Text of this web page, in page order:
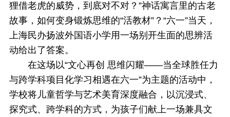
狸借老虎的威势，到底对不对？”神话寓言里的古老
故事，如何变身锻炼思维的“活教材”？“六一”当天，
上海民办扬波外国语小学用一场别开生面的思辨活
动给出了答案。
在这场以“文心再创 思维闪耀——当全球胜任力
与跨学科项目化学习相遇在六一”为主题的活动中，
学校将儿童哲学与艺术美育深度融合，以沉浸式、
探究式、跨学科的方式，为孩子们献上一场兼具文